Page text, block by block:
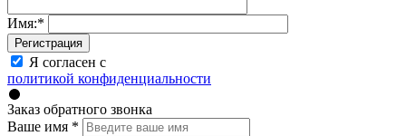
Имя:*
Регистрация
Я согласен с
политикой конфиденциальности
Заказ обратного звонка
Ваше имя *